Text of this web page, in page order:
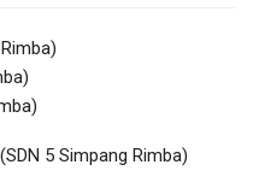
5 Simpang Rimba)